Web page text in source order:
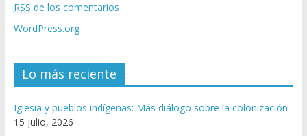
RSS de los comentarios
WordPress.org
Lo más reciente
Iglesia y pueblos indígenas: Más diálogo sobre la colonización
15 julio, 2026